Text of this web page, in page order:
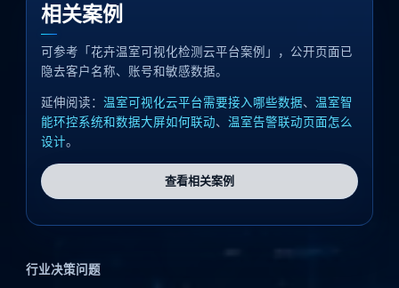
相关案例
可参考「花卉温室可视化检测云平台案例」，公开页面已
隐去客户名称、账号和敏感数据。
延伸阅读： 温室可视化云平台需要接入哪些数据、 温室智
能环控系统和数据大屏如何联动、 温室告警联动页面怎么
设计。
查看相关案例
行业决策问题